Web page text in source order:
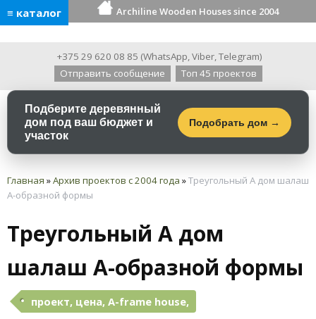
≡ каталог Archiline Wooden Houses since 2004
+375 29 620 08 85 (WhatsApp,Viber,Telegram)
Отправить сообщение
Топ 45 проектов
Подберите деревянный
дом под ваш бюджет и
участок
Подобрать дом →
Главная »Архив проектов с 2004 года »Треугольный А дом шалаш
А-образной формы
Треугольный А дом
шалаш А-образной формы
проект, цена, A-frame house,